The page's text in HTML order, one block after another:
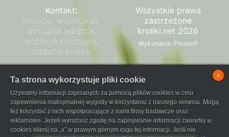
Kontakt:
Adopcja, wolontariat,
wirtualna adopcja,
wsparcie rzeczowe,
oddanie królika
Regulamin płatności
FaniPay
Wszystkie prawa
zastrzeżone
kroliki.net 2026
Wykonanie: Flexisoft
Ta strona wykorzystuje pliki cookie
Używamy informacji zapisanych za pomocą plików cookies w celu
zapewnienia maksymalnej wygody w korzystaniu z naszego serwisu. Mogą
też korzystać z nich współpracujące z nami firmy badawcze oraz
reklamowe. Jeżeli wyrażasz zgodę na zapisywanie informacji zawartej w
cookies kliknij na „x” w prawym górnym rogu tej informacji. Jeśli nie
x